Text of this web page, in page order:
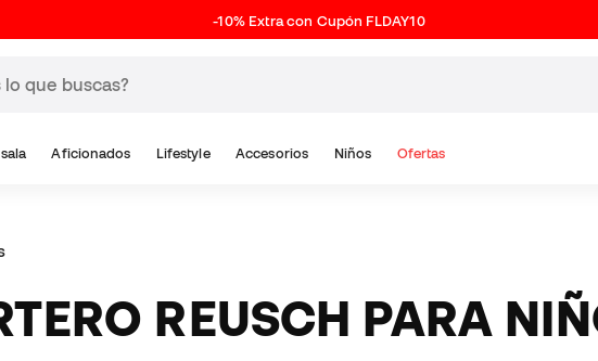
-10% Extra con Cupón FLDAY10
Aficionados Lifestyle Accesorios Niños Ofertas
REUSCH PARA